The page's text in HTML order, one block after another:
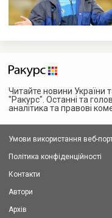
Читайте новини України
"Ракурс". Останні та
аналітика та правові
Умови використання веб-
Політика конфіденційності
Контакти
Автори
Архів